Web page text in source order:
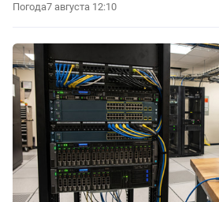
Погода7 августа 12:10